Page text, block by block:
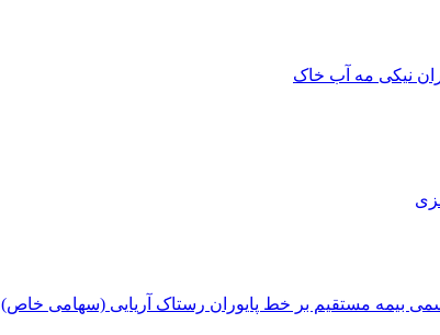
نیکی مه آب خاک
بیمه مستقیم بر خط پایوران رستاک آریایی (سهامی خاص)